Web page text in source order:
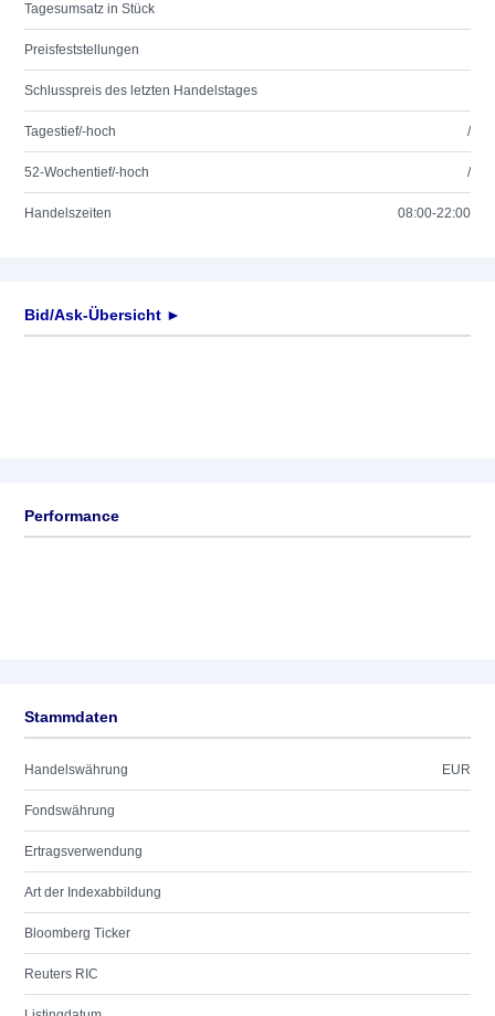
Tagesumsatz in Stück
Preisfeststellungen
Schlusspreis des letzten Handelstages
Tagestief/-hoch /
52-Wochentief/-hoch /
Handelszeiten 08:00-22:00
Bid/Ask-Übersicht ►
Performance
Stammdaten
Handelswährung EUR
Fondswährung
Ertragsverwendung
Art der Indexabbildung
Bloomberg Ticker
Reuters RIC